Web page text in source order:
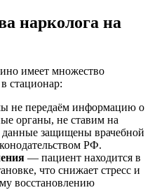
нарколога на
имеет множество
стационар:
не передаём информацию о
органы, не ставим на
данные защищены врачебной
РФ.
— пациент находится в
что снижает стресс и
восстановлению